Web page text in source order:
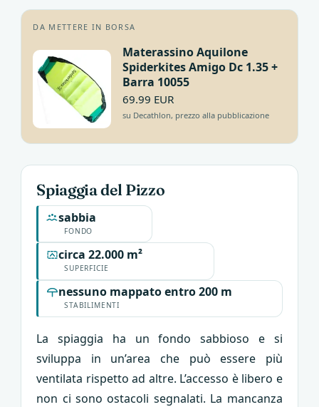
DA METTERE IN BORSA
Materassino Aquilone
Spiderkites Amigo Dc 1.35 +
Barra 10055
69.99 EUR
su Decathlon, prezzo alla pubblicazione
Spiaggia del Pizzo
FONDO
sabbia
SUPERFICIE
circa 22.000 m²
STABILIMENTI
nessuno mappato entro 200 m
La spiaggia ha un fondo sabbioso e si
sviluppa in un’area che può essere più
ventilata rispetto ad altre. L’accesso è libero e
non ci sono ostacoli segnalati. La mancanza